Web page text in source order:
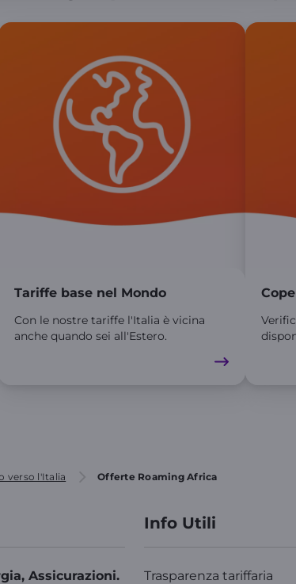
Tariffe base nel Mondo
Con le nostre tariffe l'Italia è vicina
anche quando sei all'Estero.
verso l'Italia Offerte Roaming Africa
Assicurazioni.
Info Utili
Trasparenza tariffaria